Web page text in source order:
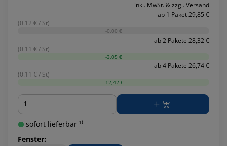
inkl. MwSt. & zzgl. Versand
ab 1 Paket 29,85 €
(0.12 € / St)
-0,00 €
ab 2 Pakete 28,32 €
(0.11 € / St)
-3,05 €
ab 4 Pakete 26,74 €
(0.11 € / St)
-12,42 €
Menge
sofort lieferbar ¹⁾
Fenster: